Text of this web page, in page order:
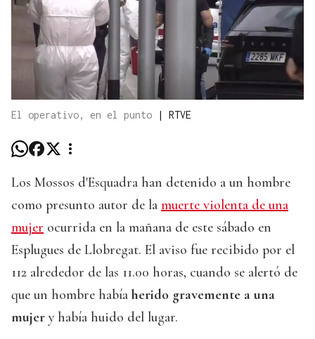
El operativo, en el punto | RTVE
Los Mossos d'Esquadra han detenido a un hombre
como presunto autor de la muerte violenta de una
mujer ocurrida en la mañana de este sábado en
Esplugues de Llobregat. El aviso fue recibido por el
112 alrededor de las 11.00 horas, cuando se alertó de
que un hombre había herido gravemente a una
mujer y había huido del lugar.